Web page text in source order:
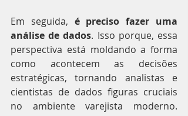
Em seguida, é preciso fazer uma
análise de dados. Isso porque, essa
perspectiva está moldando a forma
como acontecem as decisões
estratégicas, tornando analistas e
cientistas de dados figuras cruciais
no ambiente varejista moderno.